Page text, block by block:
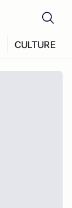
CULTURE